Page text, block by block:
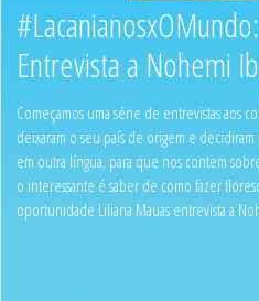
Entrevista a Nohemi
Começamos uma série de entrevistas aos
deixaram o seu país de origem e
em outra língua, para que nos contem
o interessante é saber de como fazer
oportunidade Liliana Mauas entrevista a